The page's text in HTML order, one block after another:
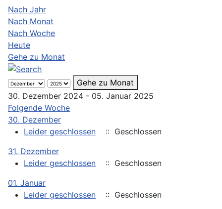
Nach Jahr
Nach Monat
Nach Woche
Heute
Gehe zu Monat
Gehe zu Monat
30. Dezember 2024 - 05. Januar 2025
Folgende Woche
30. Dezember
Leider geschlossen
:: Geschlossen
31. Dezember
Leider geschlossen
:: Geschlossen
01. Januar
Leider geschlossen
:: Geschlossen